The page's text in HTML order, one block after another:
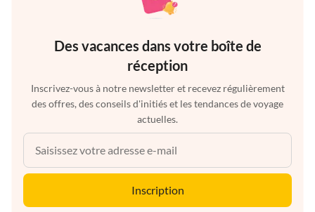
Des vacances dans votre boîte de
réception
Inscrivez-vous à notre newsletter et recevez régulièrement
des offres, des conseils d'initiés et les tendances de voyage
actuelles.
Inscription